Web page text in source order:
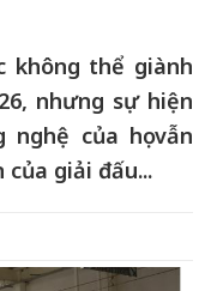
không thể giành
nhưng sự hiện
của họ vẫn
giải đấu...